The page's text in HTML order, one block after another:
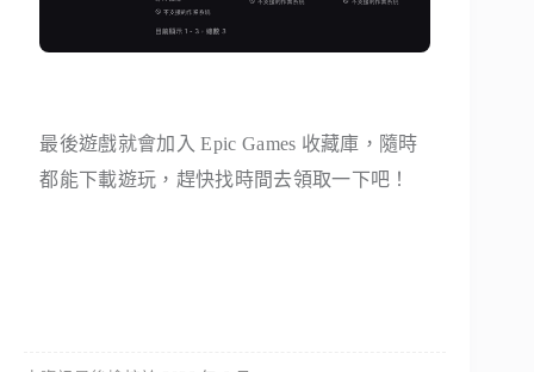
最後遊戲就會加入 Epic Games 收藏庫，隨時
都能下載遊玩，趕快找時間去領取一下吧！